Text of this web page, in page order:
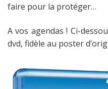
faire pour la protéger…
A vos agendas ! Ci-
dvd, fidèle au poster